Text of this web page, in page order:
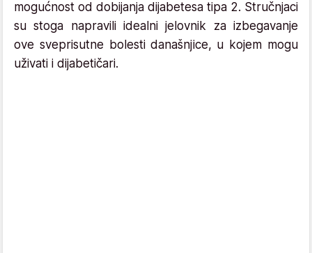
mogućnost od dobijanja dijabetesa tipa 2. Stručnjaci
su stoga napravili idealni jelovnik za izbegavanje
ove sveprisutne bolesti današnjice, u kojem mogu
uživati i dijabetičari.